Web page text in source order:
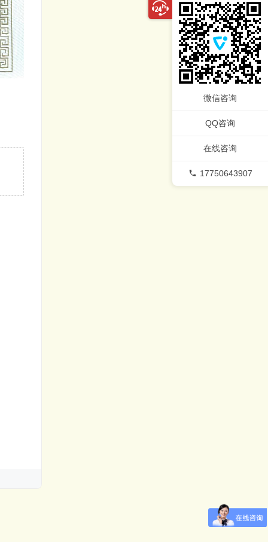
微信咨询
QQ咨询
在线咨询
17750643907